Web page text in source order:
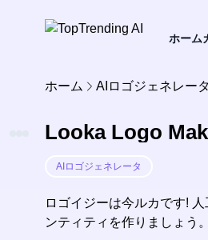
ホーム
ホーム AIロゴジェネレータ
Looka Logo
AIロゴジェネレータ
ロゴイジーは今ルカです!
ンティティを作りましょう